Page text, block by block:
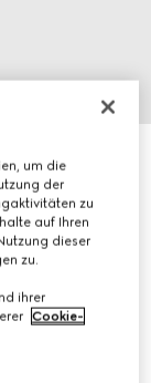
um die
der
zu
auf Ihren
dieser
zu.
ihrer
Cookie-